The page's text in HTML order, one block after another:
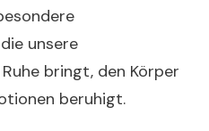
unsere
bringt, den Körper
beruhigt.